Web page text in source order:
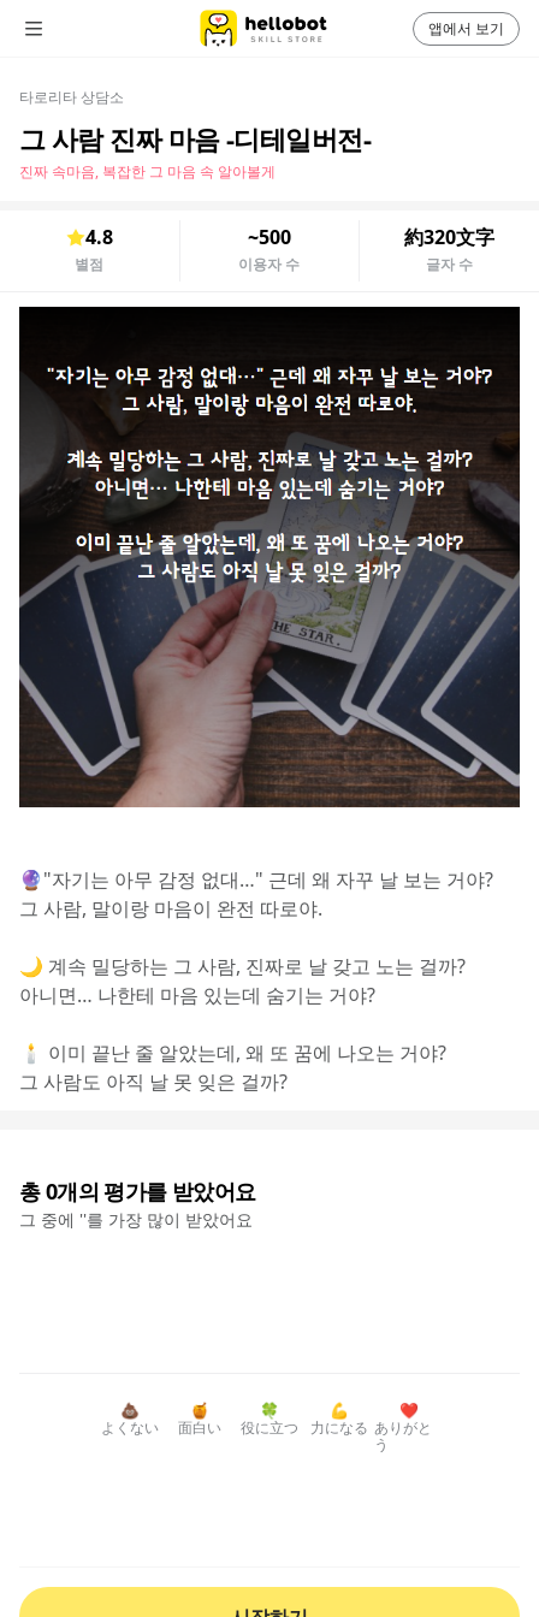
타로리타 상담소
그 사람 진짜 마음 -디테일버전-
진짜 속마음, 복잡한 그 마음 속 알아볼게
4.8
별점
~500
이용자 수
約320文字
글자 수
🔮"자기는 아무 감정 없대…" 근데 왜 자꾸 날 보는 거야?
그 사람, 말이랑 마음이 완전 따로야.
🌙 계속 밀당하는 그 사람, 진짜로 날 갖고 노는 걸까?
아니면… 나한테 마음 있는데 숨기는 거야?
🕯️ 이미 끝난 줄 알았는데, 왜 또 꿈에 나오는 거야?
그 사람도 아직 날 못 잊은 걸까?
총0개의 평가를 받았어요
그 중에 ''를 가장 많이 받았어요
💩
よくない
🍯
面白い
🍀
役に立つ
💪
力になる
❤️
ありがと
う
앱에서 보기